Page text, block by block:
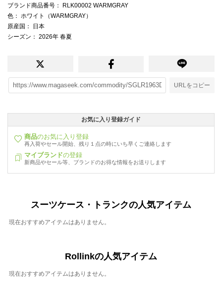
ブランド商品番号 ： RLK00002 WARMGRAY
色 ： ホワイト（WARMGRAY）
原産国 ： 日本
シーズン ： 2026年 春夏
URLをコピー
お気に入り登録ガイド
商品のお気に入り登録
再入荷やセール開始、残り１点の時にいち早くご連絡します
マイブランドの登録
新商品やセール等、ブランドのお得な情報をお送りします
スーツケース・トランクの人気アイテム
現在おすすめアイテムはありません。
Rollinkの人気アイテム
現在おすすめアイテムはありません。